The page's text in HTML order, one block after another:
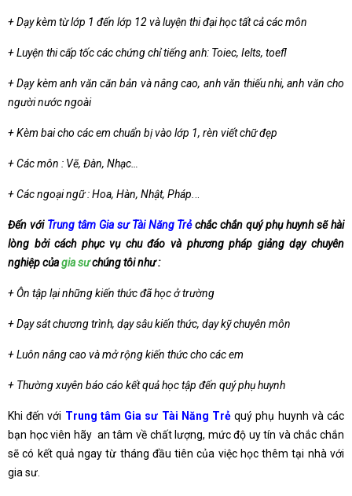
+ Dạy kèm từ lớp 1 đến lớp 12 và luyện thi đại học tất cả các môn
+ Luyện thi cấp tốc các chứng chỉ tiếng anh: Toiec, Ielts, toefl
+ Dạy kèm anh văn căn bản và nâng cao, anh văn thiếu nhi, anh văn cho
người nước ngoài
+ Kèm bai cho các em chuẩn bị vào lớp 1, rèn viết chữ đẹp
+ Các môn : Vẽ, Đàn, Nhạc…
+ Các ngoại ngữ : Hoa, Hàn, Nhật, Pháp.
Đến với Trung tâm Gia sư Tài Năng Trẻchắc chắn quý phụ huynh sẽ hài
lòng bởi cách phục vụ chu đáo và phương pháp giảng dạy chuyên
nghiệp củagia sưchúng tôi như :
+ Ôn tập lại những kiến thức đã học ở trường
+ Dạy sát chương trình, dạy sâu kiến thức, dạy kỹ chuyên môn
+ Luôn nâng cao và mở rộng kiến thức cho các em
+ Thường xuyên báo cáo kết quả học tập đến quý phụ huynh
Khi đến với Trung tâm Gia sư Tài Năng Trẻquý phụ huynh và các
bạn học viên hãy an tâm về chất lượng, mức độ uy tín và chắc chắn
sẽ có kết quả ngay từ tháng đầu tiên của việc học thêm tại nhà với
gia sư.